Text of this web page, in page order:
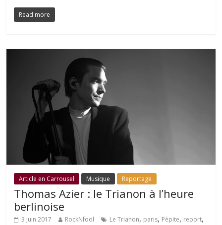
Read more
Article en Carrousel Musique Reportage
Thomas Azier : le Trianon à l’heure
berlinoise
3 juin 2017 RockNfool Le Trianon, paris, Pépite, report,